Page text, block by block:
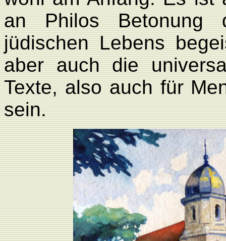
an Philos Betonung
jüdischen Lebens
aber auch die
Texte, also auch für
sein.